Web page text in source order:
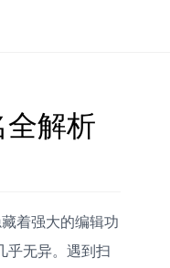
解析
着强大的编辑功
乎无异。遇到扫